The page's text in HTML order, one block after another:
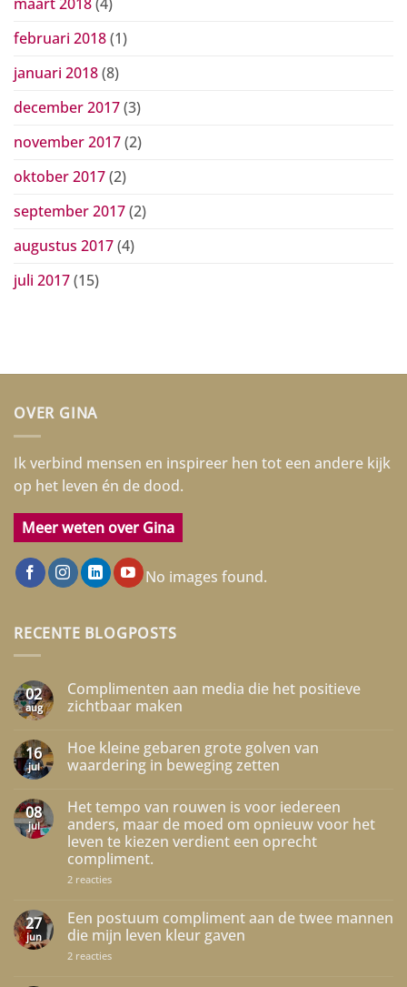
februari 2018(1)
januari 2018(8)
december 2017(3)
november 2017(2)
oktober 2017(2)
september 2017(2)
augustus 2017(4)
juli 2017(15)
OVER GINA
Ik verbind mensen en inspireer hen tot een andere kijk
op het leven én de dood.
Meer weten over Gina
No images found.
RECENTE BLOGPOSTS
02
aug
Complimenten aan media die het positieve
zichtbaar maken
op
Complimenten
aan
het
positieve
zichtbaar
maken
16
jul
Hoe kleine gebaren grote golven van
waardering in beweging zetten
op
Hoe
kleine
gebaren
grote
golven
van
beweging
zetten
08
jul
Het tempo van rouwen is voor iedereen
anders, maar de moed om opnieuw voor het
leven te kiezen verdient een oprecht
compliment.
2 reactiesop
van
rouwen
is
iedereen
27
jun
Een postuum compliment aan de twee mannen
die mijn leven kleur gaven
2 reactiesop